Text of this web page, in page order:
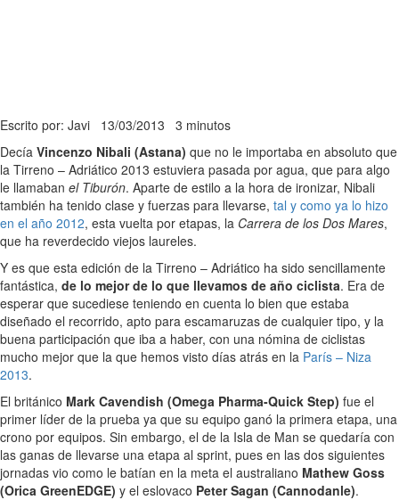
Escrito por: Javi 13/03/2013 3 minutos
Decía Vincenzo Nibali (Astana) que no le importaba en absoluto que
la Tirreno – Adriático 2013 estuviera pasada por agua, que para algo
le llamaban el Tiburón. Aparte de estilo a la hora de ironizar, Nibali
también ha tenido clase y fuerzas para llevarse, tal y como ya lo hizo
en el año 2012, esta vuelta por etapas, la Carrera de los Dos Mares,
que ha reverdecido viejos laureles.
Y es que esta edición de la Tirreno – Adriático ha sido sencillamente
fantástica, de lo mejor de lo que llevamos de año ciclista. Era de
esperar que sucediese teniendo en cuenta lo bien que estaba
diseñado el recorrido, apto para escamaruzas de cualquier tipo, y la
buena participación que iba a haber, con una nómina de ciclistas
mucho mejor que la que hemos visto días atrás en la París – Niza
2013.
El británico Mark Cavendish (Omega Pharma-Quick Step) fue el
primer líder de la prueba ya que su equipo ganó la primera etapa, una
crono por equipos. Sin embargo, el de la Isla de Man se quedaría con
las ganas de llevarse una etapa al sprint, pues en las dos siguientes
jornadas vio como le batían en la meta el australiano Mathew Goss
(Orica GreenEDGE) y el eslovaco Peter Sagan (Cannodanle).